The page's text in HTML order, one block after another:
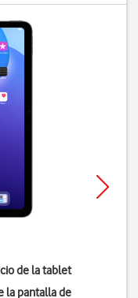
de la tablet
la pantalla de